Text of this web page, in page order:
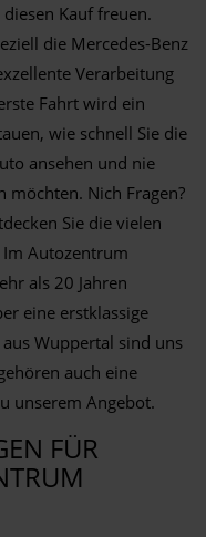
Kauf freuen.
die Mercedes-Benz
Verarbeitung
Fahrt wird ein
wie schnell Sie die
ansehen und nie
möchten. Nich Fragen?
Sie die vielen
Autozentrum
als 20 Jahren
eine erstklassige
Wuppertal sind uns
auch eine
unserem Angebot.
FÜR